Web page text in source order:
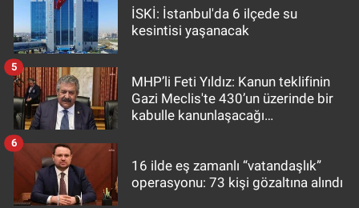
İSKİ: İstanbul'da 6 ilçede su
kesintisi yaşanacak
MHP’li Feti Yıldız: Kanun teklifinin
Gazi Meclis'te 430’un üzerinde bir
kabulle kanunlaşacağı
5
16 ilde eş zamanlı “vatandaşlık”
operasyonu: 73 kişi gözaltına alındı
6